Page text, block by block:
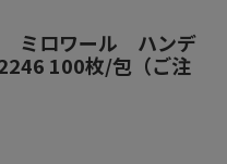
ミロワール ハンデ
100枚/包（ご注